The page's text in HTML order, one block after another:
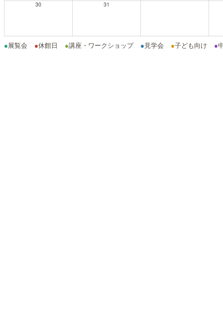
30 31
●展覧会 ●休館日 ●講座・ワークショップ ● 見学会 ●子ども向け ●